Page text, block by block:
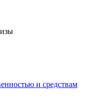
и средствам